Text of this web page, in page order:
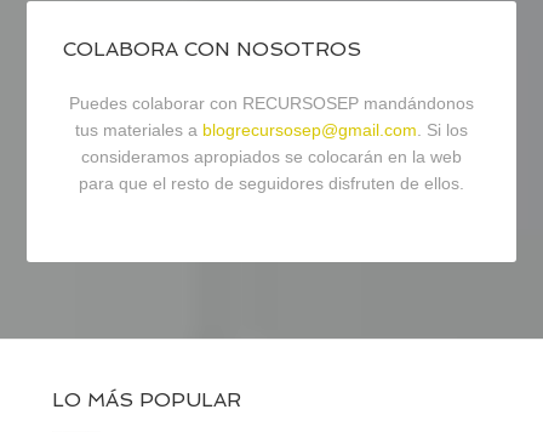
COLABORA CON NOSOTROS
Puedes colaborar con RECURSOSEP mandándonos
tus materiales a blogrecursosep@gmail.com. Si los
consideramos apropiados se colocarán en la web
para que el resto de seguidores disfruten de ellos.
LO MÁS POPULAR